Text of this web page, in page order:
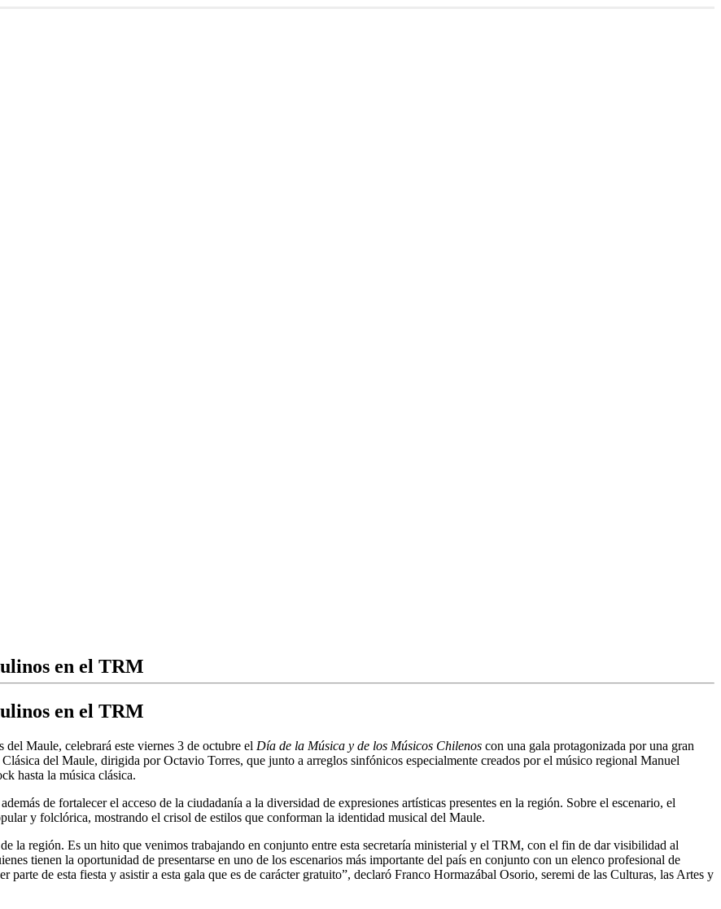
en el TRM
en el TRM
Maule, celebrará este viernes 3 de octubre el Día de la Música y de los Músicos Chilenos con una gala protagonizada por una gran
del Maule, dirigida por Octavio Torres, que junto a arreglos sinfónicos especialmente creados por el músico regional Manuel
hasta la música clásica.
de fortalecer el acceso de la ciudadanía a la diversidad de expresiones artísticas presentes en la región. Sobre el escenario, el
y folclórica, mostrando el crisol de estilos que conforman la identidad musical del Maule.
la región. Es un hito que venimos trabajando en conjunto entre esta secretaría ministerial y el TRM, con el fin de dar visibilidad al
tienen la oportunidad de presentarse en uno de los escenarios más importante del país en conjunto con un elenco profesional de
de esta fiesta y asistir a esta gala que es de carácter gratuito”, declaró Franco Hormazábal Osorio, seremi de las Culturas, las Artes y